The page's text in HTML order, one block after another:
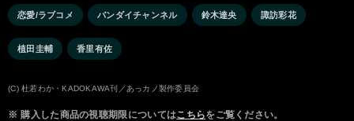
恋愛/ラブコメ バンダイチャンネル 鈴木達央 諏訪彩花
植田圭輔 香里有佐
(C) 杜若わか・KADOKAWA刊／あっカノ製作委員会
※ 購入した商品の視聴期限についてはこちらをご覧ください。